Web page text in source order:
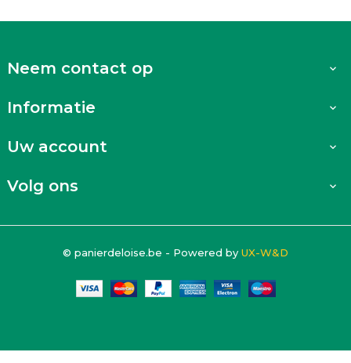
Neem contact op 
Informatie 
Uw account 
Volg ons 
© panierdeloise.be - Powered by UX-W&D